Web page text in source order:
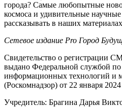
города? Самые любопытные
космоса и удивительные
рассказывать в наших
Сетевое издание Pro Город
Свидетельство о
выдано Федеральной службой по
информационных технологий и
(Роскомнадзор) от 22 января 2024
Учредитель: Брагина Дарья